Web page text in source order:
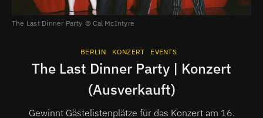
The Last Dinner Party Cal McIntyre
BERLIN KONZERT EVENTS
The Last Dinner Party | Konzert
(Ausverkauft)
Gewinnt Gästelistenplätze für das Konzert am 16.